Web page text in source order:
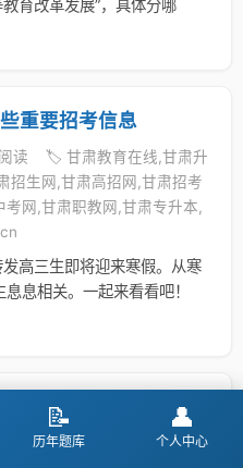
育改革发展”，具体分哪
重要招考信息
读
🏷️ 甘肃教育在线,甘肃升
招生网,甘肃高招网,甘肃招考
网,甘肃职教网,甘肃专升本,
高三生即将迎来寒假。从寒
息相关。一起来看看吧！
和弊端有哪些？
读
🏷️ 甘肃教育在线,甘肃升
📝
历年题库
👤
个人中心